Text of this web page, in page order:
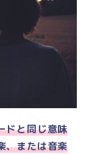
ドと同じ意味
、または音楽